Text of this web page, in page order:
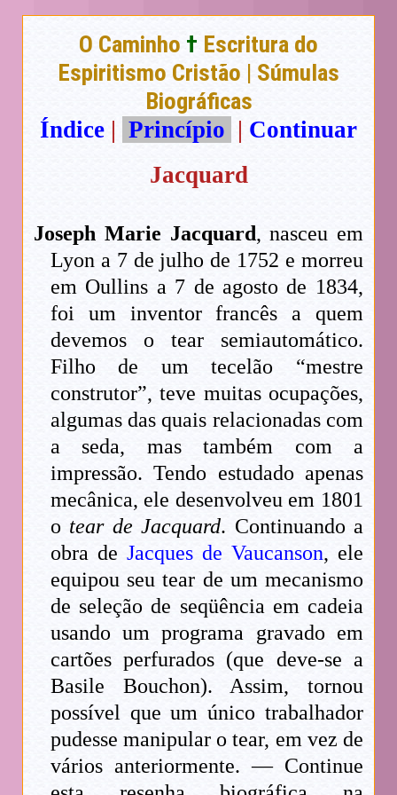
O Caminho † Escritura do
Espiritismo Cristão | Súmulas
Biográficas
Índice | Princípio | Continuar
Jacquard
Joseph Marie Jacquard, nasceu em
Lyon a 7 de julho de 1752 e morreu
em Oullins a 7 de agosto de 1834,
foi um inventor francês a quem
devemos o tear semiautomático.
Filho de um tecelão “mestre
construtor”, teve muitas ocupações,
algumas das quais relacionadas com
a seda, mas também com a
impressão. Tendo estudado apenas
mecânica, ele desenvolveu em 1801
o tear de Jacquard. Continuando a
obra de Jacques de Vaucanson, ele
equipou seu tear de um mecanismo
de seleção de seqüência em cadeia
usando um programa gravado em
cartões perfurados (que deve-se a
Basile Bouchon). Assim, tornou
possível que um único trabalhador
pudesse manipular o tear, em vez de
vários anteriormente. — Continue